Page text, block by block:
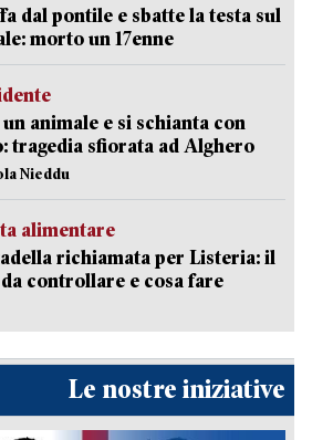
dal pontile e sbatte la testa sul
morto un 17enne
animale e si schianta con
tragedia sfiorata ad Alghero
Nieddu
alimentare
richiamata per Listeria: il
controllare e cosa fare
Le nostre iniziative